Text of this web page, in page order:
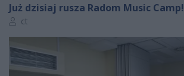
Już dzisiaj rusza Radom Music Camp!
Autor artykułu:
ct